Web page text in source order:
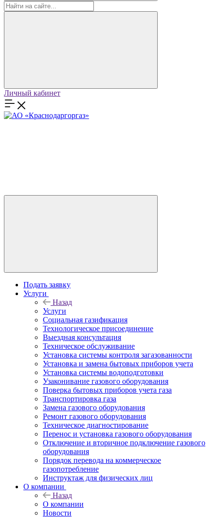
Личный кабинет
Подать заявку
Услуги
Назад
Услуги
Социальная газификация
Технологическое присоединение
Выездная консультация
Техническое обслуживание
Установка системы контроля загазованности
Установка и замена бытовых приборов учета
Установка системы водоподготовки
Узаконивание газового оборудования
Поверка бытовых приборов учета газа
Транспортировка газа
Замена газового оборудования
Ремонт газового оборудования
Техническое диагностирование
Перенос и установка газового оборудования
Отключение и вторичное подключение газового
оборудования
Порядок перевода на коммерческое
газопотребление
Инструктаж для физических лиц
О компании
Назад
О компании
Новости